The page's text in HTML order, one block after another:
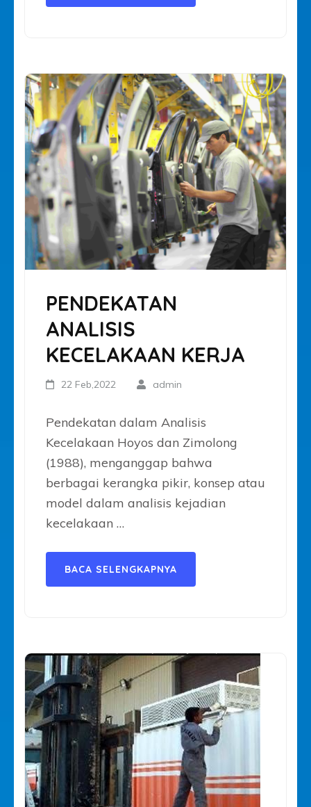
PENDEKATAN
ANALISIS
KECELAKAAN KERJA
22 Feb,2022 admin
Pendekatan dalam Analisis
Kecelakaan Hoyos dan Zimolong
(1988), menganggap bahwa
berbagai kerangka pikir, konsep atau
model dalam analisis kejadian
kecelakaan …
BACA SELENGKAPNYA